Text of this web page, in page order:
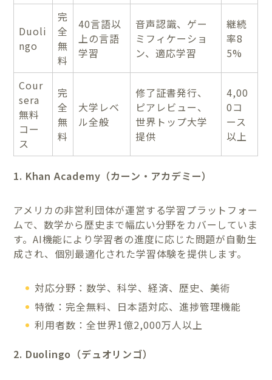
Duoli
ngo
完
全
無
料
40言語以
上の言語
学習
音声認識、ゲー
ミフィケーショ
ン、適応学習
継続
率8
5%
Cour
sera
無料
コー
ス
完
全
無
料
大学レベ
ル全般
修了証書発行、
ピアレビュー、
世界トップ大学
提供
4,00
0コ
ース
以上
1. Khan Academy（カーン・アカデミー）
アメリカの非営利団体が運営する学習プラットフォー
ムで、数学から歴史まで幅広い分野をカバーしていま
す。AI機能により学習者の進度に応じた問題が自動生
成され、個別最適化された学習体験を提供します。
対応分野：数学、科学、経済、歴史、美術
特徴：完全無料、日本語対応、進捗管理機能
利用者数：全世界1億2,000万人以上
2. Duolingo（デュオリンゴ）